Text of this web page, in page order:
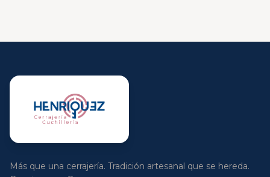
Más que una cerrajería. Tradición artesanal que se hereda.